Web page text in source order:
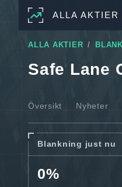
ALLA AKTIER
ALLA AKTIER
Safe Lane
Översikt Nyheter
Blankning just nu
0%